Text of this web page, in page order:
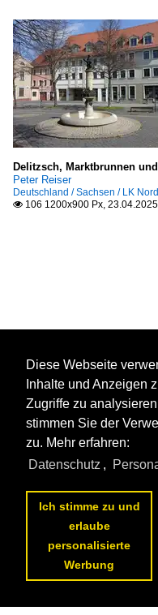
Delitzsch, Marktbrunnen
Peter Reiser
Deutschland / Sachsen / LK
 106 1200x900 Px, 23.04.2025
Diese Webseite
Inhalte und Anzeigen
Zugriffe zu
stimmen Sie der
zu. Mehr erfahren:
Datenschutz ,
Ich stimme zu und
erlaube
personalisierte
Werbung